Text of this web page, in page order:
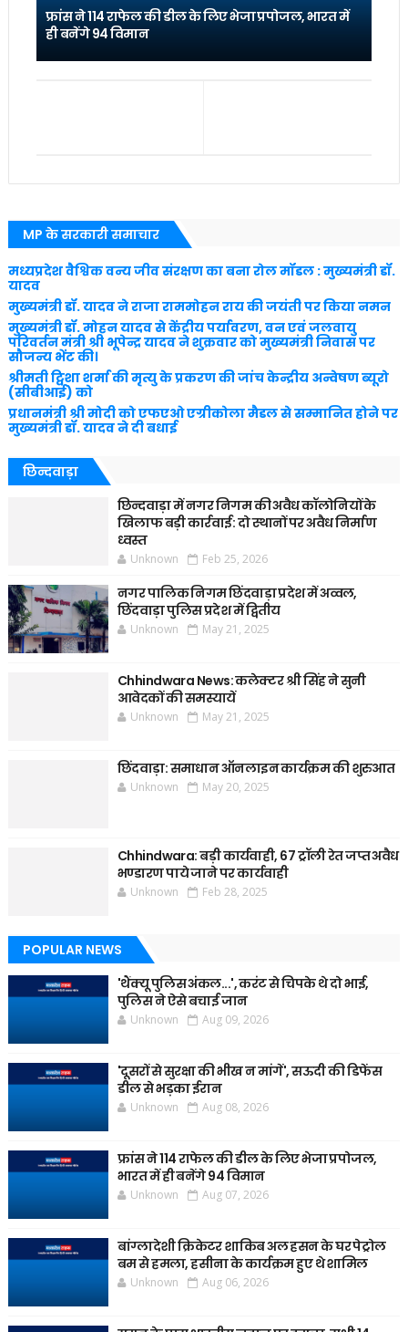
फ्रांस ने 114 राफेल की डील के लिए भेजा प्रपोजल, भारत में
ही बनेंगे 94 विमान
MP के सरकारी समाचार
मध्यप्रदेश वैश्विक वन्य जीव संरक्षण का बना रोल मॉडल : मुख्यमंत्री डॉ.
यादव
मुख्यमंत्री डॉ. यादव ने राजा राममोहन राय की जयंती पर किया नमन
मुख्यमंत्री डॉ. मोहन यादव से केंद्रीय पर्यावरण, वन एवं जलवायु
परिवर्तन मंत्री श्री भूपेन्द्र यादव ने शुक्रवार को मुख्यमंत्री निवास पर
सौजन्य भेंट की।
श्रीमती ट्विशा शर्मा की मृत्यु के प्रकरण की जांच केन्द्रीय अन्वेषण ब्यूरो
(सीबीआई) को
प्रधानमंत्री श्री मोदी को एफएओ एग्रीकोला मैडल से सम्मानित होने पर
मुख्यमंत्री डॉ. यादव ने दी बधाई
छिन्दवाड़ा
छिन्दवाड़ा में नगर निगम की अवैध कॉलोनियों के
खिलाफ बड़ी कार्रवाई: दो स्थानों पर अवैध निर्माण
ध्वस्त
Unknown Feb 25, 2026
नगर पालिक निगम छिंदवाड़ा प्रदेश में अव्वल,
छिंदवाड़ा पुलिस प्रदेश में द्वितीय
Unknown May 21, 2025
Chhindwara News: कलेक्टर श्री सिंह ने सुनी
आवेदकों की समस्यायें
Unknown May 21, 2025
छिंदवाड़ा: समाधान ऑनलाइन कार्यक्रम की शुरुआत
Unknown May 20, 2025
Chhindwara: बड़ी कार्यवाही, 67 ट्रॉली रेत जप्त अवैध
भण्डारण पाये जाने पर कार्यवाही
Unknown Feb 28, 2025
POPULAR NEWS
'थैंक्यू पुलिस अंकल...', करंट से चिपके थे दो भाई,
पुलिस ने ऐसे बचाई जान
Unknown Aug 09, 2026
'दूसरों से सुरक्षा की भीख न मांगें', सऊदी की डिफेंस
डील से भड़का ईरान
Unknown Aug 08, 2026
फ्रांस ने 114 राफेल की डील के लिए भेजा प्रपोजल,
भारत में ही बनेंगे 94 विमान
Unknown Aug 07, 2026
बांग्लादेशी क्रिकेटर शाकिब अल हसन के घर पेट्रोल
बम से हमला, हसीना के कार्यक्रम हुए थे शामिल
Unknown Aug 06, 2026